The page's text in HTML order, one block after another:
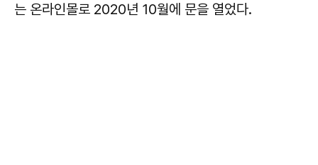
는 온라인몰로 2020년 10월에 문을 열었다.